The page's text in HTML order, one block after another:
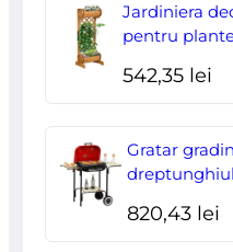
Jardiniera
pentru
542,35 lei
Gratar
820,43 lei